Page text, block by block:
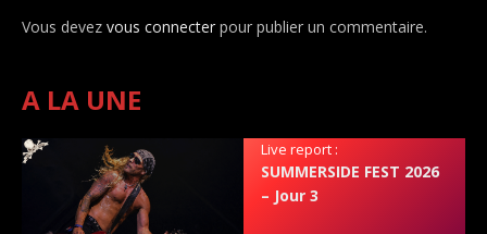
Vous devez vous connecter pour publier un commentaire.
A LA UNE
Live report :
SUMMERSIDE FEST 2026
– Jour 3